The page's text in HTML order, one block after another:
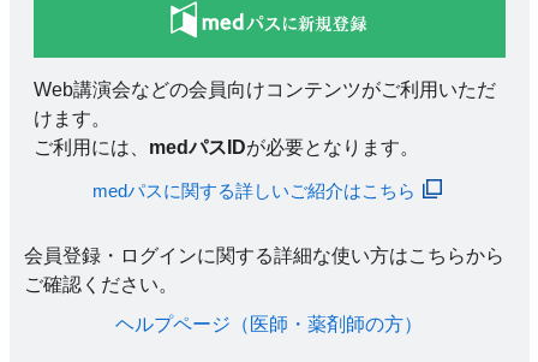
Web講演会などの会員向けコンテンツがご利用いただ
けます。
ご利用には、 medパスIDが必要となります。
medパスに関する詳しいご紹介はこちら
会員登録・ログインに関する詳細な使い方はこちらから
ご確認ください。​
ヘルプページ（医師・薬剤師の方）​